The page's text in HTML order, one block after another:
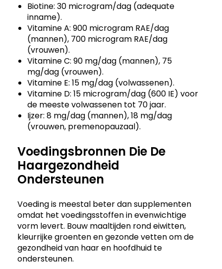
Biotine: 30 microgram/dag (adequate
inname).
Vitamine A: 900 microgram RAE/dag
(mannen), 700 microgram RAE/dag
(vrouwen).
Vitamine C: 90 mg/dag (mannen), 75
mg/dag (vrouwen).
Vitamine E: 15 mg/dag (volwassenen).
Vitamine D: 15 microgram/dag (600 IE) voor
de meeste volwassenen tot 70 jaar.
Ijzer: 8 mg/dag (mannen), 18 mg/dag
(vrouwen, premenopauzaal).
Voedingsbronnen Die De
Haargezondheid
Ondersteunen
Voeding is meestal beter dan supplementen
omdat het voedingsstoffen in evenwichtige
vorm levert. Bouw maaltijden rond eiwitten,
kleurrijke groenten en gezonde vetten om de
gezondheid van haar en hoofdhuid te
ondersteunen.